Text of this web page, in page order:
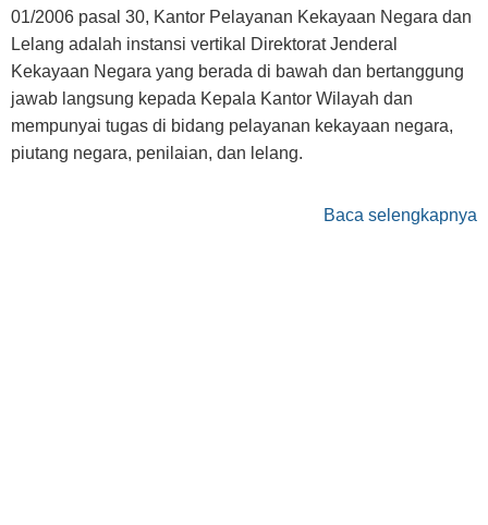
01/2006 pasal 30, Kantor Pelayanan Kekayaan Negara dan
Lelang adalah instansi vertikal Direktorat Jenderal
Kekayaan Negara yang berada di bawah dan bertanggung
jawab langsung kepada Kepala Kantor Wilayah dan
mempunyai tugas di bidang pelayanan kekayaan negara,
piutang negara, penilaian, dan lelang.
Baca selengkapnya